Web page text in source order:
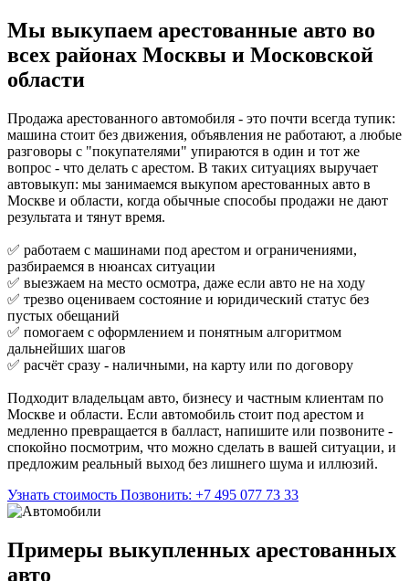
Мы выкупаем арестованные авто во
всех районах Москвы и Московской
области
Продажа арестованного автомобиля - это почти всегда тупик:
машина стоит без движения, объявления не работают, а любые
разговоры с "покупателями" упираются в один и тот же
вопрос - что делать с арестом. В таких ситуациях выручает
автовыкуп: мы занимаемся выкупом арестованных авто в
Москве и области, когда обычные способы продажи не дают
результата и тянут время.
✅ работаем с машинами под арестом и ограничениями,
разбираемся в нюансах ситуации
✅ выезжаем на место осмотра, даже если авто не на ходу
✅ трезво оцениваем состояние и юридический статус без
пустых обещаний
✅ помогаем с оформлением и понятным алгоритмом
дальнейших шагов
✅ расчёт сразу - наличными, на карту или по договору
Подходит владельцам авто, бизнесу и частным клиентам по
Москве и области. Если автомобиль стоит под арестом и
медленно превращается в балласт, напишите или позвоните -
спокойно посмотрим, что можно сделать в вашей ситуации, и
предложим реальный выход без лишнего шума и иллюзий.
Узнать стоимость Позвонить: +7 495 077 73 33
Примеры выкупленных арестованных
авто